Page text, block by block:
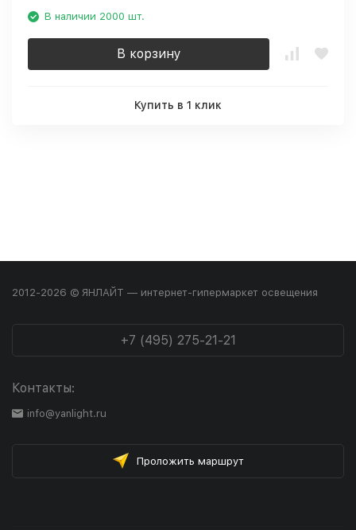
В наличии 2000 шт.
В корзину
Купить в 1 клик
2012-2026 © ЯНЛАЙТ — интернет-гипермаркет освещения
+7 (495) 275-21-21
Контакты:
info@yanlight.ru
Проложить маршрут